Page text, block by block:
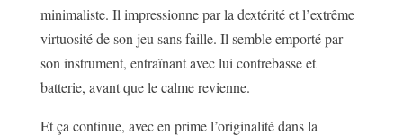
minimaliste. Il impressionne par la dextérité et l’extrême
virtuosité de son jeu sans faille. Il semble emporté par
son instrument, entraînant avec lui contrebasse et
batterie, avant que le calme revienne.
Et ça continue, avec en prime l’originalité dans la